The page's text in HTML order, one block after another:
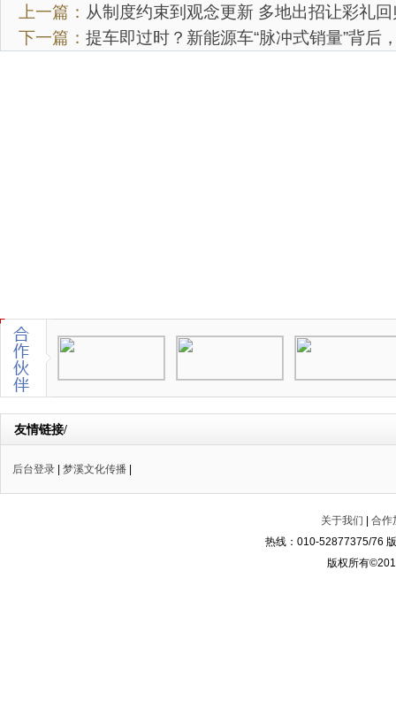
上一篇： 从制度约束到观念更新 多地出招让彩礼回
下一篇： 提车即过时？新能源车“脉冲式销量”背后
友情链接/
后台登录 梦溪文化传播
关于我们
合作
热线：010-52877375/76
版权所有